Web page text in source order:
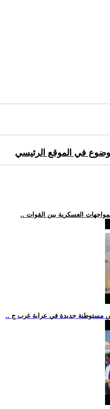
في الموقع الرئيسي
العسكرية بين القوات
مستوطنة جديدة في عرابة غرب ج